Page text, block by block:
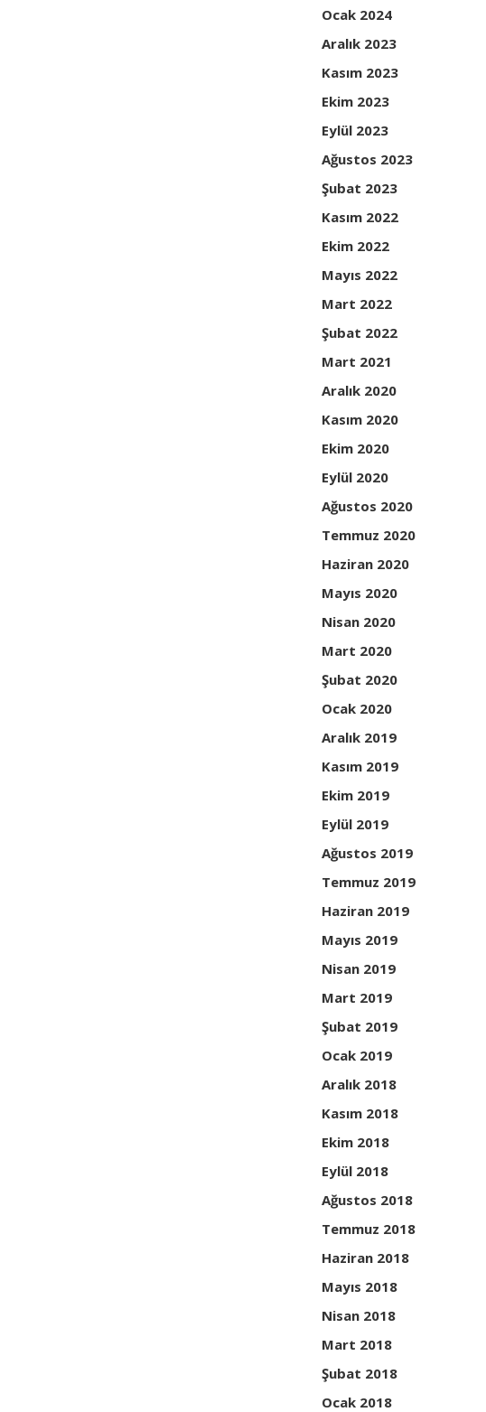
Ocak 2024
Aralık 2023
Kasım 2023
Ekim 2023
Eylül 2023
Ağustos 2023
Şubat 2023
Kasım 2022
Ekim 2022
Mayıs 2022
Mart 2022
Şubat 2022
Mart 2021
Aralık 2020
Kasım 2020
Ekim 2020
Eylül 2020
Ağustos 2020
Temmuz 2020
Haziran 2020
Mayıs 2020
Nisan 2020
Mart 2020
Şubat 2020
Ocak 2020
Aralık 2019
Kasım 2019
Ekim 2019
Eylül 2019
Ağustos 2019
Temmuz 2019
Haziran 2019
Mayıs 2019
Nisan 2019
Mart 2019
Şubat 2019
Ocak 2019
Aralık 2018
Kasım 2018
Ekim 2018
Eylül 2018
Ağustos 2018
Temmuz 2018
Haziran 2018
Mayıs 2018
Nisan 2018
Mart 2018
Şubat 2018
Ocak 2018